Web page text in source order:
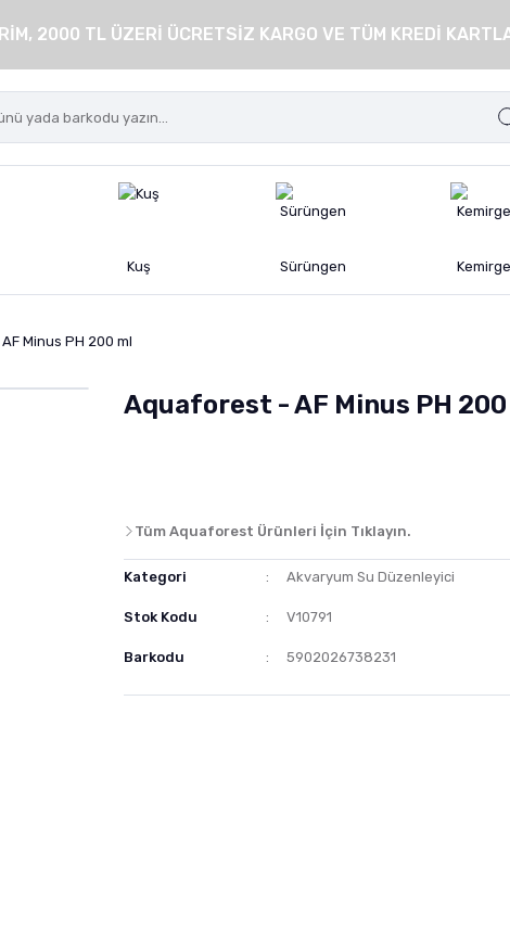
2000 TL ÜZERİ ÜCRETSİZ KARGO VE TÜM KREDİ
Kuş Sürüngen
Minus PH 200 ml
Aquaforest - AF Minus PH
Tüm Aquaforest Ürünleri İçin Tıklayın.
Kategori Akvaryum Su Düzenleyici
Stok Kodu V10791
Barkodu 5902026738231